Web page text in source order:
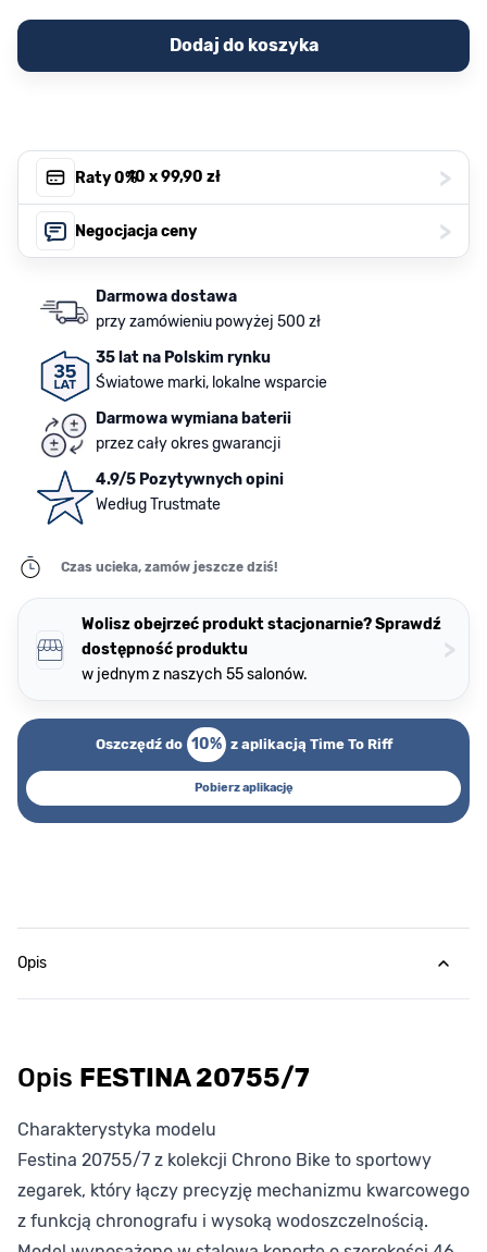
Dodaj do koszyka
Raty 0%, 10 x99,90 zł >
Negocjacja ceny >
Darmowa dostawa
przy zamówieniu powyżej 500 zł
35 lat na Polskim rynku
Światowe marki, lokalne wsparcie
Darmowa wymiana baterii
przez cały okres gwarancji
4.9/5 Pozytywnych opini
Według Trustmate
Czas ucieka, zamów jeszcze dziś!
Wolisz obejrzeć produkt stacjonarnie? Sprawdź
dostępność produktu
w jednym z naszych 55 salonów.
>
Oszczędź do 10% z aplikacją Time To Riff
Pobierz aplikację
Opis
Opis FESTINA 20755/7
Charakterystyka modelu
Festina 20755/7 z kolekcji Chrono Bike to sportowy
zegarek, który łączy precyzję mechanizmu kwarcowego
z funkcją chronografu i wysoką wodoszczelnością.